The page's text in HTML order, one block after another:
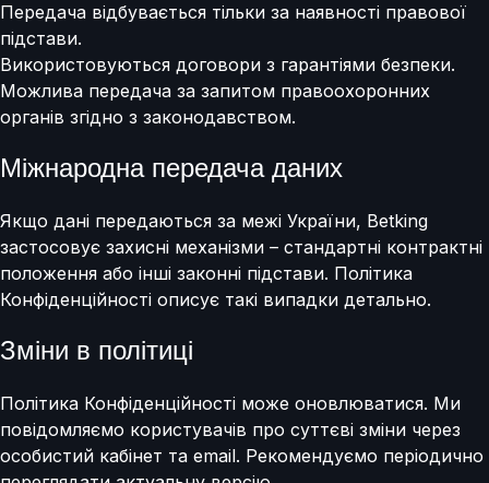
Передача відбувається тільки за наявності правової
підстави.
Використовуються договори з гарантіями безпеки.
Можлива передача за запитом правоохоронних
органів згідно з законодавством.
Міжнародна передача даних
Якщо дані передаються за межі України, Betking
застосовує захисні механізми – стандартні контрактні
положення або інші законні підстави. Політика
Конфіденційності описує такі випадки детально.
Зміни в політиці
Політика Конфіденційності може оновлюватися. Ми
повідомляємо користувачів про суттєві зміни через
особистий кабінет та email. Рекомендуємо періодично